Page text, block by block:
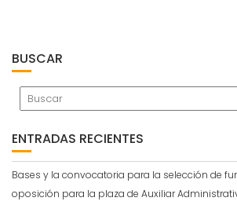
BUSCAR
ENTRADAS RECIENTES
Bases y la convocatoria para la selección de
oposición para la plaza de Auxiliar